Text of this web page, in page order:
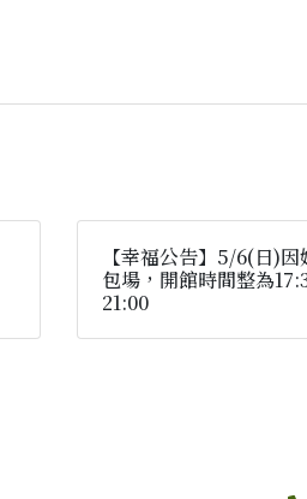
【幸福公告】5/6(日)因
包場，開館時間整為
21:00